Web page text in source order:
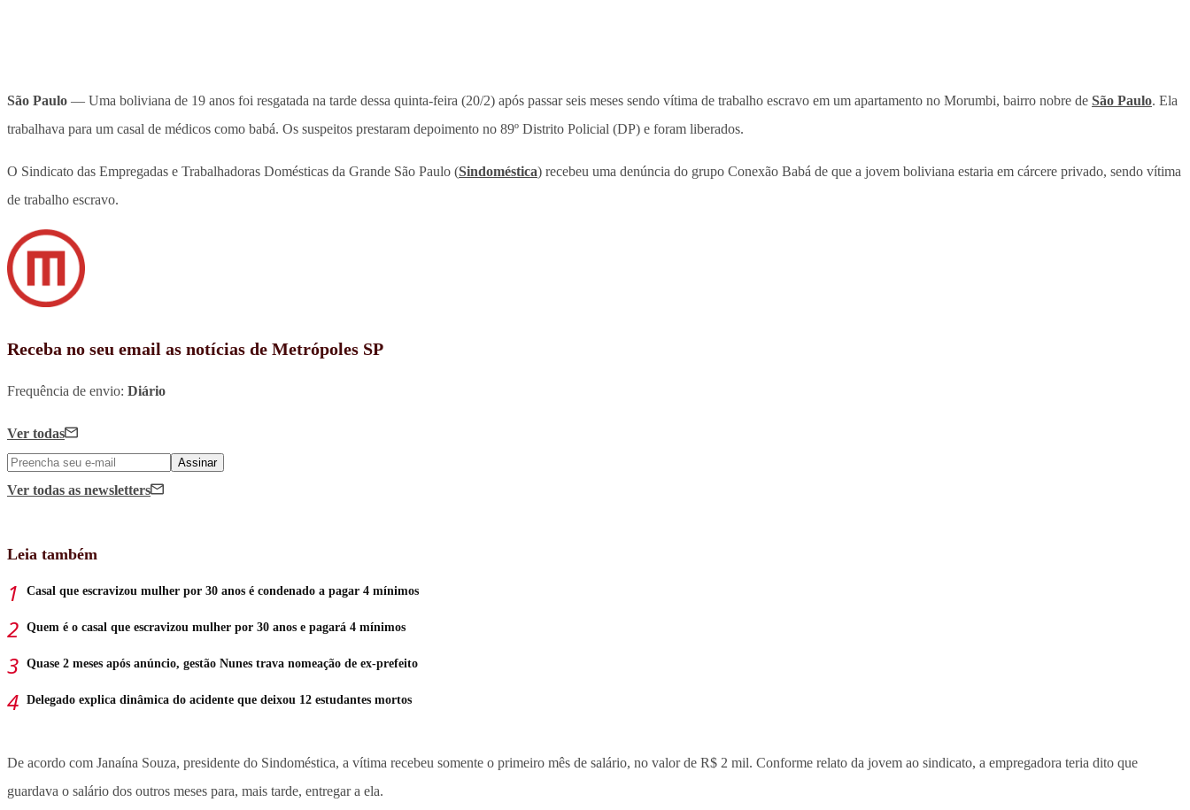
São Paulo — Uma boliviana de 19 anos foi resgatada na tarde dessa quinta-feira (20/2) após passar seis meses sendo vítima de trabalho escravo em um apartamento no Morumbi, bairro nobre de São Paulo. Ela
trabalhava para um casal de médicos como babá. Os suspeitos prestaram depoimento no 89º Distrito Policial (DP) e foram liberados.
O Sindicato das Empregadas e Trabalhadoras Domésticas da Grande São Paulo (Sindoméstica) recebeu uma denúncia do grupo Conexão Babá de que a jovem boliviana estaria em cárcere privado, sendo vítima
de trabalho escravo.
Receba no seu email as notícias de Metrópoles SP
Frequência de envio: Diário
Ver todas
Assinar
Ver todas as newsletters
Leia também
Casal que escravizou mulher por 30 anos é condenado a pagar 4 mínimos
Quem é o casal que escravizou mulher por 30 anos e pagará 4 mínimos
Quase 2 meses após anúncio, gestão Nunes trava nomeação de ex-prefeito
Delegado explica dinâmica do acidente que deixou 12 estudantes mortos
De acordo com Janaína Souza, presidente do Sindoméstica, a vítima recebeu somente o primeiro mês de salário, no valor de R$ 2 mil. Conforme relato da jovem ao sindicato, a empregadora teria dito que
guardava o salário dos outros meses para, mais tarde, entregar a ela.